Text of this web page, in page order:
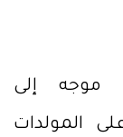
موجه إلى
المولدات